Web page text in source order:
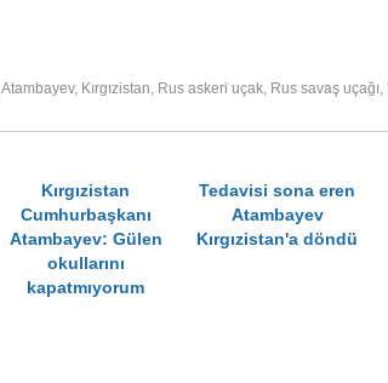
Atambayev, Kırgızistan, Rus askeri uçak, Rus savaş uçağı,
Kırgızistan
Cumhurbaşkanı
Atambayev: Gülen
okullarını
kapatmıyorum
Tedavisi sona eren
Atambayev
Kırgızistan'a döndü